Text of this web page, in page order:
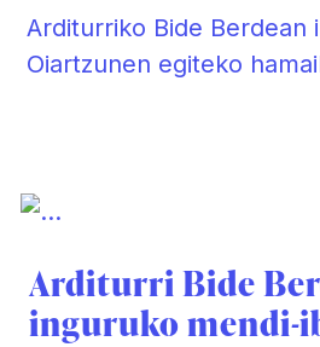
Arditurriko Bide Berdean
Oiartzunen egiteko
Arditurri Bide
inguruko mendi-